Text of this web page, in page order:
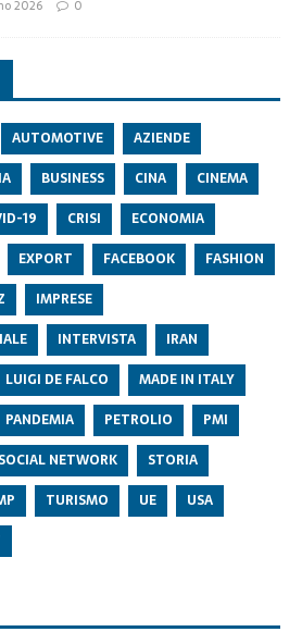
2026 0
AUTOMOTIVE
AZIENDE
BUSINESS CINA
CINEMA
19 CRISI
ECONOMIA
EXPORT FACEBOOK
FASHION
IMPRESE
INTERVISTA
IRAN
LUIGI DE FALCO
MADE IN ITALY
PANDEMIA PETROLIO
PMI
SOCIAL NETWORK
STORIA
TURISMO UE
USA